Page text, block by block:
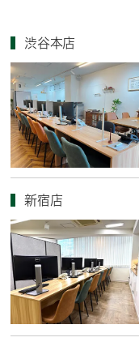
渋谷本店
新宿店